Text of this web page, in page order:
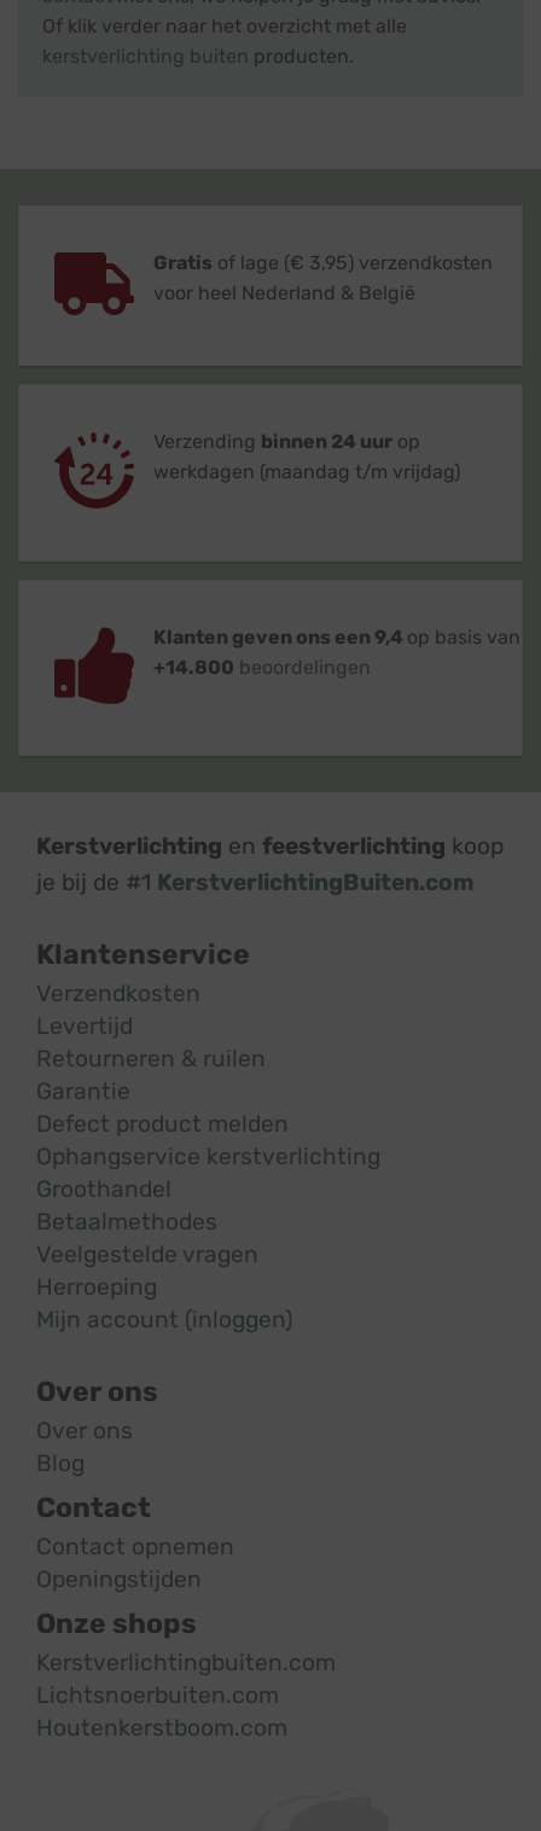
Of klik verder naar het overzicht met alle
kerstverlichting buiten producten.
Gratis of lage (€ 3,95) verzendkosten
voor heel Nederland & België
Verzending binnen 24 uur op
werkdagen (maandag t/m vrijdag)
Klanten geven ons een 9,4 op basis van
+14.800 beoordelingen
Kerstverlichting en feestverlichting koop
je bij de #1 KerstverlichtingBuiten.com
Klantenservice
Verzendkosten
Levertijd
Retourneren & ruilen
Garantie
Defect product melden
Ophangservice kerstverlichting
Groothandel
Betaalmethodes
Veelgestelde vragen
Herroeping
Mijn account (inloggen)
Over ons
Over ons
Blog
Contact
Contact opnemen
Openingstijden
Onze shops
Kerstverlichtingbuiten.com
Lichtsnoerbuiten.com
Houtenkerstboom.com